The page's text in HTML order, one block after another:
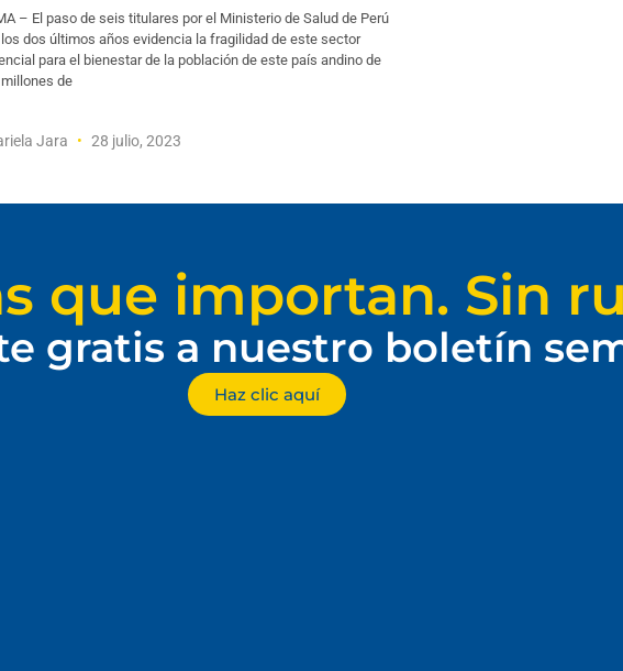
– El paso de seis titulares por el Ministerio de Salud de Perú
dos últimos años evidencia la fragilidad de este sector
para el bienestar de la población de este país andino de
de
Jara 28 julio, 2023
que importan. Sin
gratis a nuestro boletín
Haz clic aquí